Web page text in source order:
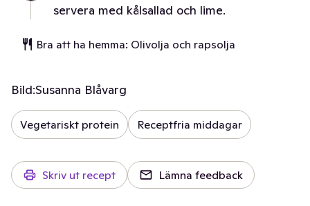
servera med kålsallad och lime.
Bra att ha hemma: Olivolja och rapsolja
Bild:Susanna Blåvarg
Vegetariskt protein Receptfria middagar
Skriv ut recept Lämna feedback